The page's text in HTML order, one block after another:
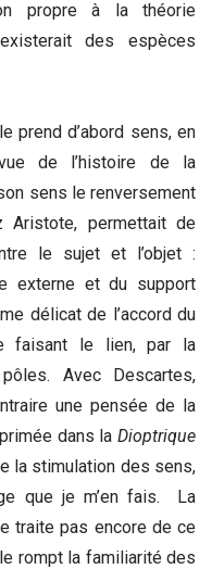
propre à la théorie
des espèces
prend d’abord sens, en
de l’histoire de la
sens le renversement
Aristote, permettait de
le sujet et l’objet :
externe et du support
délicat de l’accord du
faisant le lien, par la
Avec Descartes,
une pensée de la
dans la Dioptrique
la stimulation des sens,
que je m’en fais. La
traite pas encore de ce
rompt la familiarité des